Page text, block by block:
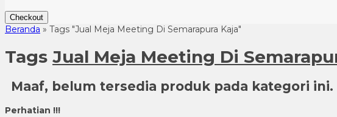
Checkout
Beranda » Tags "Jual Meja Meeting Di Semarapura Kaja"
Tags Jual Meja Meeting Di
Maaf, belum tersedia produk pada kategori ini.
Perhatian !!!